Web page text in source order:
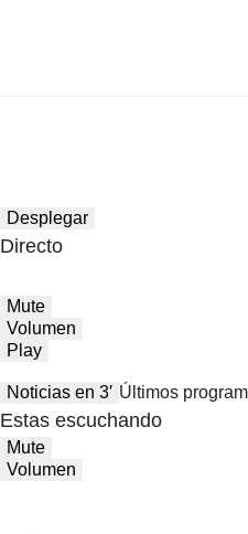
Desplegar
Directo
Mute
Volumen
Play
Noticias en 3′ Últimos
Estas escuchando
Mute
Volumen